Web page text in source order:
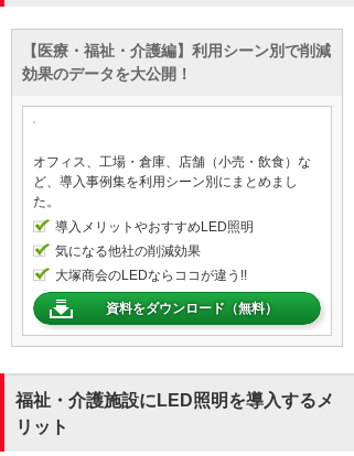
【医療・福祉・介護編】利用シーン別で削減
効果のデータを大公開！
オフィス、工場・倉庫、店舗（小売・飲食）な
ど、導入事例集を利用シーン別にまとめまし
た。
導入メリットやおすすめLED照明
気になる他社の削減効果
大塚商会のLEDならココが違う!!
資料をダウンロード（無料）
福祉・介護施設にLED照明を導入するメ
リット